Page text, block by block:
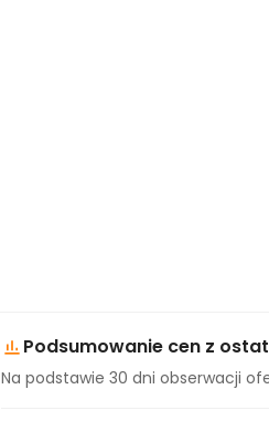
Podsumowanie cen z
Na podstawie 30 dni obserwacji